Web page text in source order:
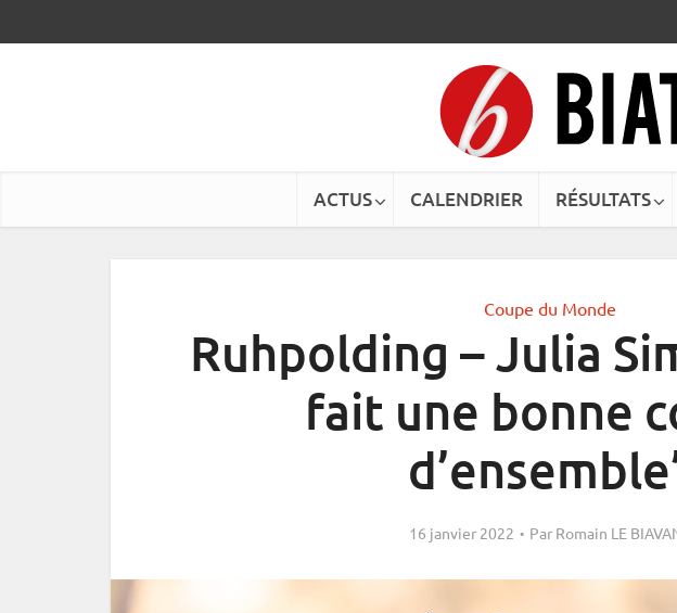
ACTUS CALENDRIER RÉSULTATS
Coupe du Monde
Ruhpolding – Julia
fait une bonne
16 janvier 2022 Par Romain LE